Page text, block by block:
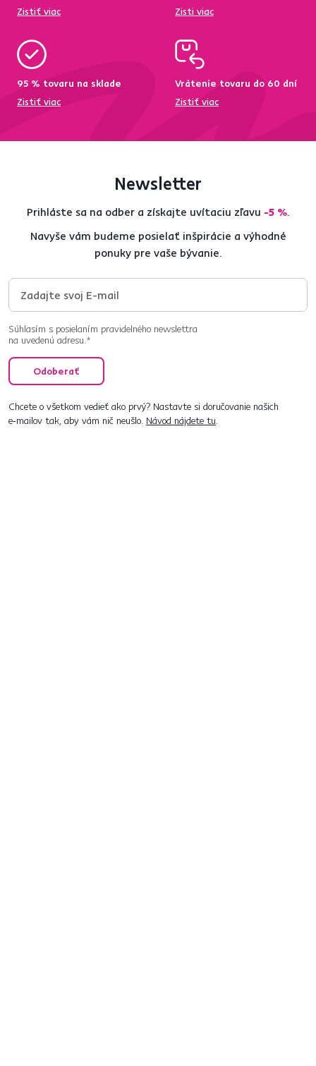
Zistiť viac
Zisti viac
95 % tovaru na sklade
Zistiť viac
Vrátenie tovaru do 60 dní
Zistiť viac
Newsletter
Prihláste sa na odber a získajte uvítaciu zľavu -5 %.
Navyše vám budeme posielať inšpirácie a výhodné
ponuky pre vaše bývanie.
Súhlasím s posielaním pravidelného newslettra
na uvedenú adresu.*
Odoberať
Chcete o všetkom vedieť ako prvý? Nastavte si doručovanie našich
e‑mailov tak, aby vám nič neušlo. Návod nájdete tu.